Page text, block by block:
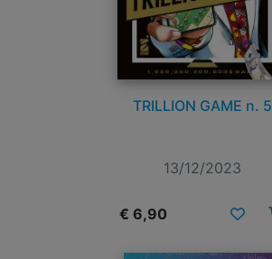
TRILLION GAME n. 5
13/12/2023
€ 6,90